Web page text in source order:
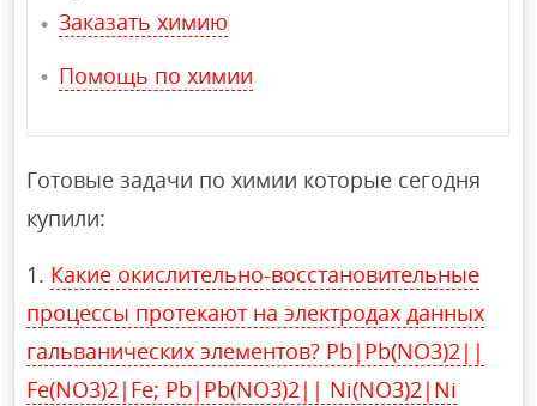
Заказать химию
Помощь по химии
Готовые задачи по химии которые сегодня
купили:
Какие окислительно-восстановительные
процессы протекают на электродах данных
гальванических элементов? Pb|Pb(NO3)2||
Fe(NO3)2|Fe; Pb|Pb(NO3)2|| Ni(NO3)2|Ni